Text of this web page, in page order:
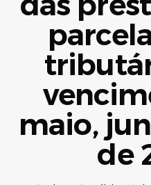
maio,
de